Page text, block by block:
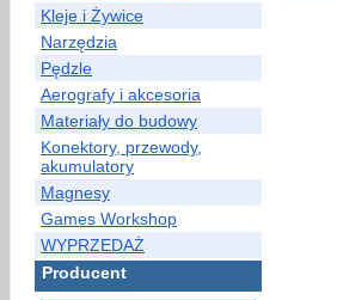
Kleje i Żywice
Narzędzia
Pędzle
Aerografy i akcesoria
Materiały do budowy
Konektory, przewody,
akumulatory
Magnesy
Games Workshop
WYPRZEDAŻ
Producent